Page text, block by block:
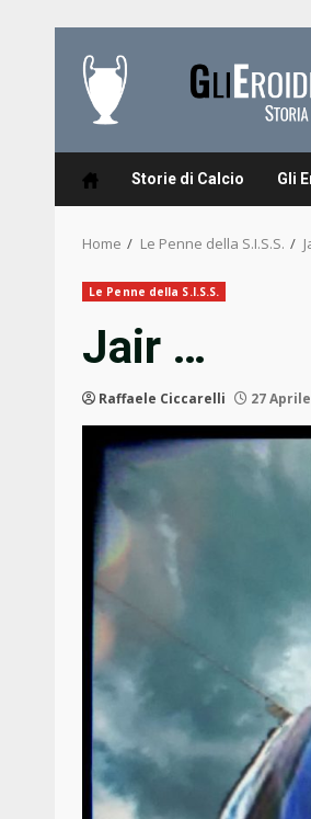
content
Storie di Calcio Gli
Home Le Penne della S.I.S.S.
Le Penne della S.I.S.S.
Jair …
Raffaele Ciccarelli 27